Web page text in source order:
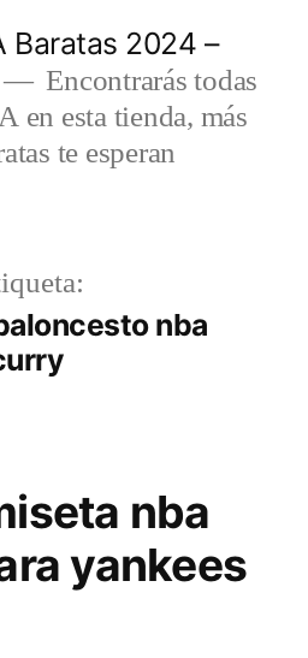
Baratas 2024 –
Encontrarás todas
en esta tienda, más
te esperan
nba
nba
yankees